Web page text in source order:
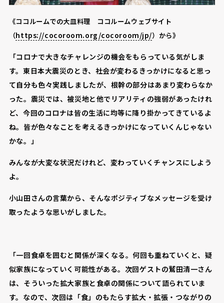
《ココルームでの大皿料理 ココルームウェブサイト
（https://cocoroom.org/cocoroom/jp/）から》
「コロナで大きなチャレンジの機会をもらっている気がしま
す。東日本大震災のとき、社会が変わるきっかけになると思っ
て自分も色々実践しましたが、根幹の部分はあまり変わらなか
った。震災では、被災地と他でリアリティの強弱があったけれ
ど、今回のコロナは皆の生活に均等に降り掛かってきているよ
ね。皆が色々なことを考えるきっかけになっていくんじゃない
かな。」
みんなが大変な状況だけれど、変わっていくチャンスにしよう
よ。
小山田さんの言葉から、そんなポジティブなメッセージを受け
取ったような思いがしました。
「一回食卓を囲むと関係が深くなる。何回も重ねていくと、疑
似家族になっていく可能性がある。次回ゲストの鷲田清一さん
は、そういった拡大家族と食卓の関係について語られていま
す。なので、次回は「食」のもたらす拡大・拡張・つながりの